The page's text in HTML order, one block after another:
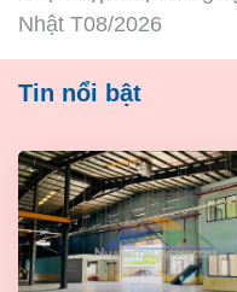
Nhật T08/2026
Tin nổi bật